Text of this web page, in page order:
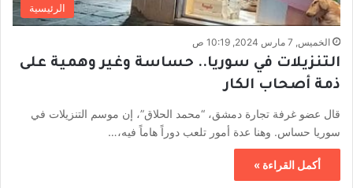
الرئيسية
الخميس, 7 مارس 2024, 10:19 ص
التنزيلات في سوريا.. حساسة وغير وهمية على
ذمة أصحاب الكار
قال عضو غرفة تجارة دمشق، “محمد الحلاق”، إن موسم التنزيلات في
سوريا حساس. وهنا عدة أمور تلعب دوراً هاماً فيه،…
أكمل القراءة »